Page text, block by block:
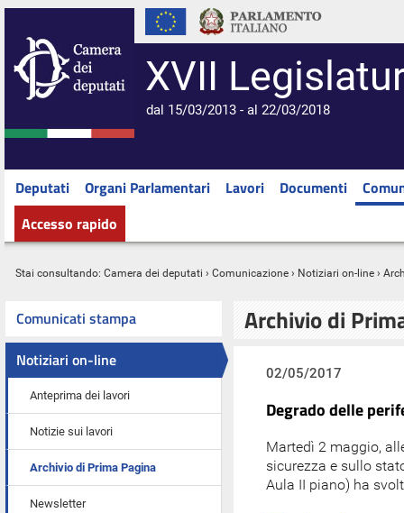
XVII
dal 15/03/2013 - al 22/03/2018
Deputati Organi Parlamentari Lavori Documenti
Accesso rapido
Stai consultando: Camera dei deputati › Comunicazione › Notiziari on-line ›
Comunicati stampa
Notiziari on-line
Anteprima dei lavori
Notizie sui lavori
Archivio di Prima Pagina
Newsletter
Archivio di
02/05/2017
Degrado delle
Martedì 2 maggio,
sicurezza e sullo
Aula II piano) ha